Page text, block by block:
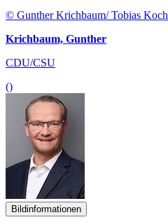
© Gunther Krichbaum/ Tobias Koch
Krichbaum, Gunther
CDU/CSU
()
Bildinformationen